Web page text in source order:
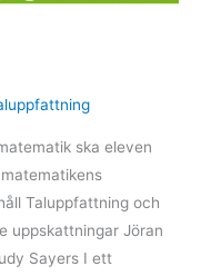
ska eleven
Taluppfattning och
uppskattningar Jöran
Sayers I ett